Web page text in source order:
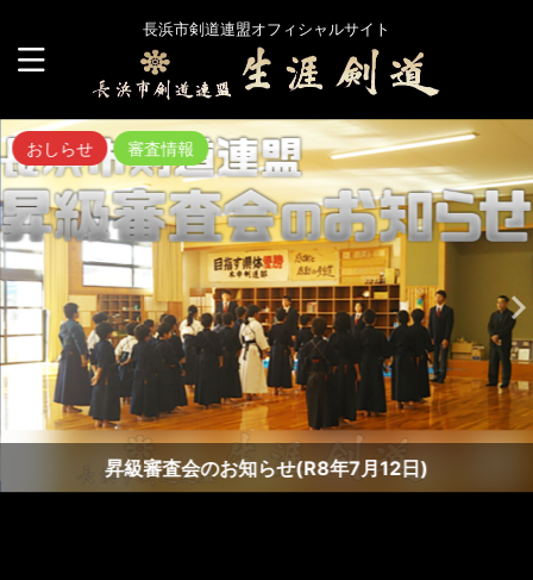
長浜市剣道連盟オフィシャルサイト
おしらせ 審査情報
昇級審査会のお知らせ(R8年7月12日)